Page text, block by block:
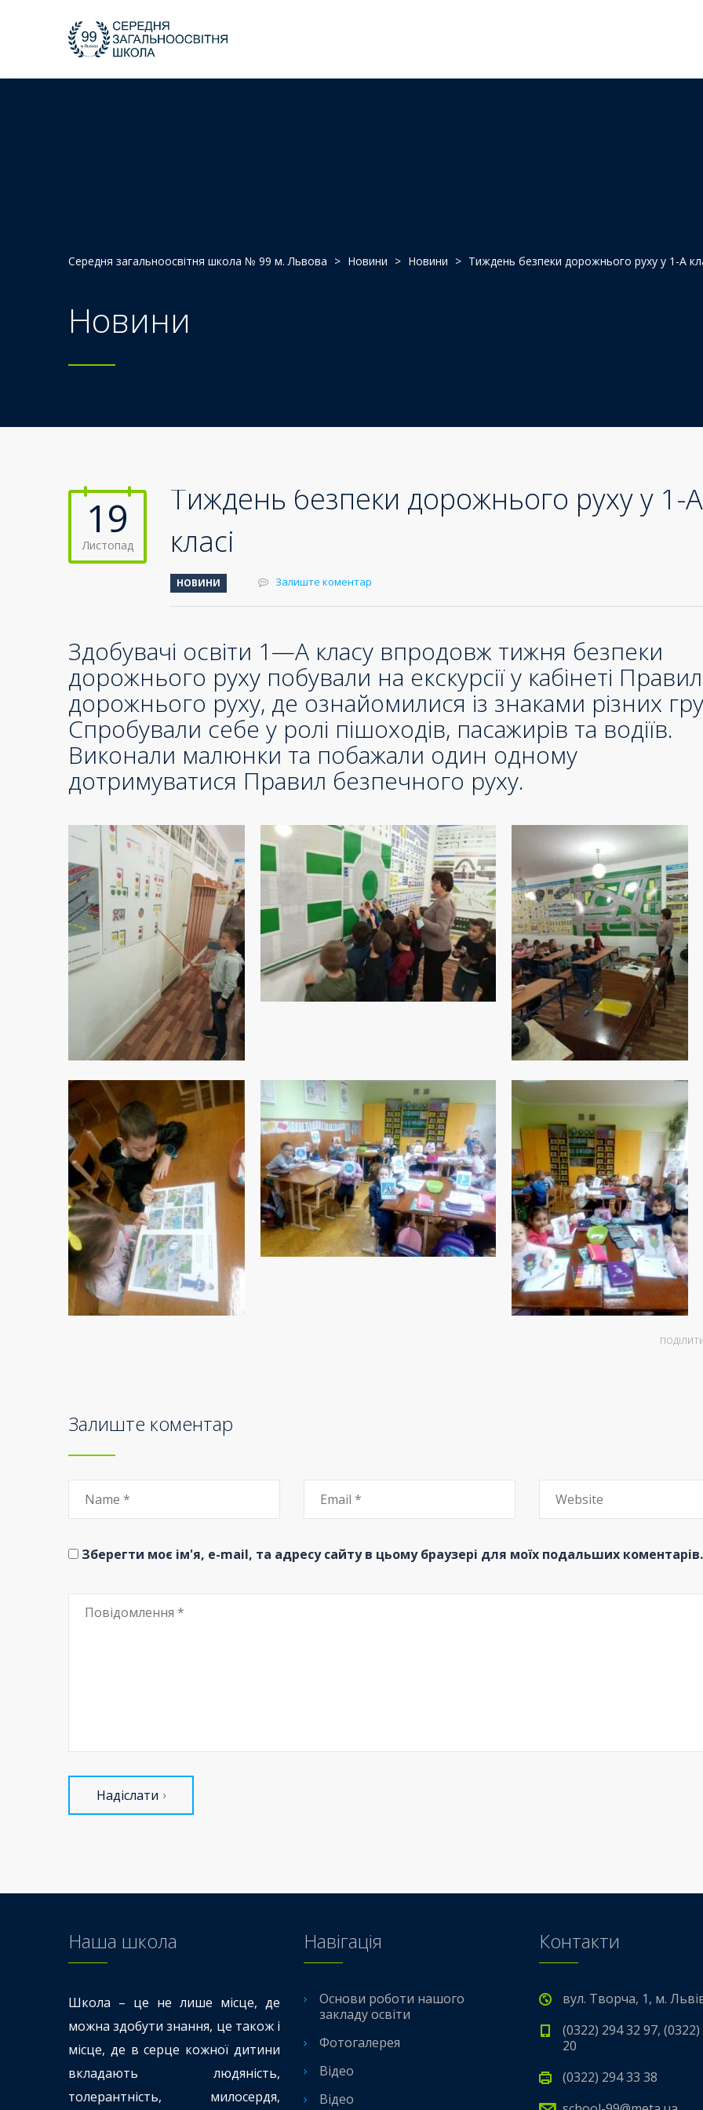
Середня загальноосвітня школа № 99 м. Львова > Новини > Новини > Тиждень безпеки дорожнього руху у 1-А
Новини
19
Листопад
Тиждень безпеки дорожнього руху у 1-А
класі
НОВИНИ Залиште коментар
Здобувачі освіти 1—А класу впродовж тижня безпеки
дорожнього руху побували на екскурсії у кабінеті Правил
дорожнього руху, де ознайомилися із знаками різних
Спробували себе у ролі пішоходів, пасажирів та водіїв.
Виконали малюнки та побажали один одному
дотримуватися Правил безпечного руху.
Залиште коментар
Зберегти моє ім'я, e-mail, та адресу сайту в цьому браузері для моїх подальших коментарів.
Надіслати
Наша школа
Школа – це не лише місце, де
можна здобути знання, це також і
місце, де в серце кожної дитини
вкладають людяність,
толерантність, милосердя,
Навігація
Основи роботи нашого
закладу освіти
Фотогалерея
Відео
Відео
Контакти
вул. Творча, 1, м.
(0322) 294 32 97,
20
(0322) 294 33 38